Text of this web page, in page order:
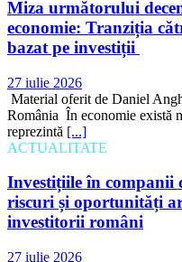
bazat pe investiții
27 iulie 2026
România În economie există
reprezintă[...]
ACTUALITATE
Investițiile în companii
riscuri și oportunități
investitorii români
27 iulie 2026